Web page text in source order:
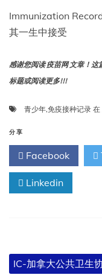
Immunization
其一生中接受
感谢您阅读 疫苗网 文章！
标题或阅读更多!!!
青少年,免疫接种记录 在
分享
Facebook
Linkedin
IC-加拿大公共卫生